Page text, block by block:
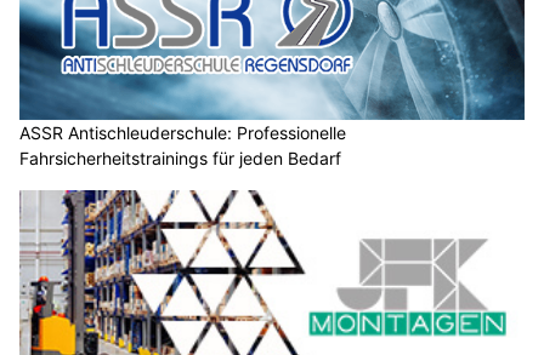
ASSR Antischleuderschule: Professionelle
Fahrsicherheitstrainings für jeden Bedarf